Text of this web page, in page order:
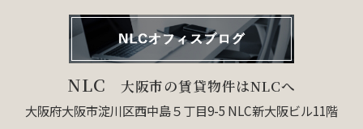
NLC 大阪市の賃貸物件はNLCへ
大阪府大阪市淀川区西中島５丁目9-5 NLC新大阪ビル11階